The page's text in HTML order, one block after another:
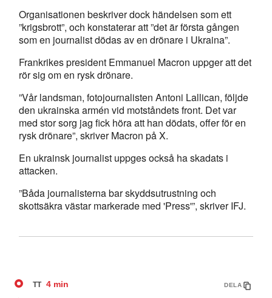
Organisationen beskriver dock händelsen som ett
”krigsbrott”, och konstaterar att ”det är första gången
som en journalist dödas av en drönare i Ukraina”.
Frankrikes president Emmanuel Macron uppger att det
rör sig om en rysk drönare.
”Vår landsman, fotojournalisten Antoni Lallican, följde
den ukrainska armén vid motståndets front. Det var
med stor sorg jag fick höra att han dödats, offer för en
rysk drönare”, skriver Macron på X.
En ukrainsk journalist uppges också ha skadats i
attacken.
”Båda journalisterna bar skyddsutrustning och
skottsäkra västar markerade med 'Press'”, skriver IFJ.
TT 4 min DELA